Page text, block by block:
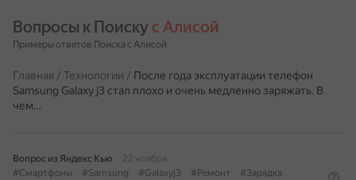
Вопросы к Поиску с Алисой
Примеры ответов Поиска с Алисой
Главная / Технологии / После года эксплуатации телефон
Samsung Galaxy j3 стал плохо и очень медленно заряжать. В
чем…
Вопрос из Яндекс Кью
22 ноября
#Смартфоны
#Samsung #Galaxyj3 #Ремонт
#Зарядка